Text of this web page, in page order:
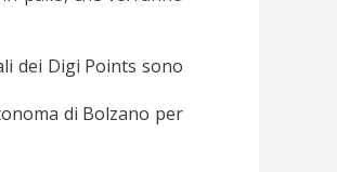
dei Digi Points sono
di Bolzano per